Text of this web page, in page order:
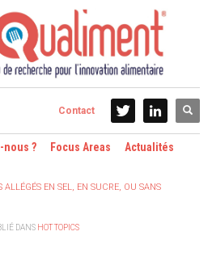
Contact
nous ? Focus Areas Actualités
EN SEL, EN SUCRE, OU SANS
DANS HOT TOPICS